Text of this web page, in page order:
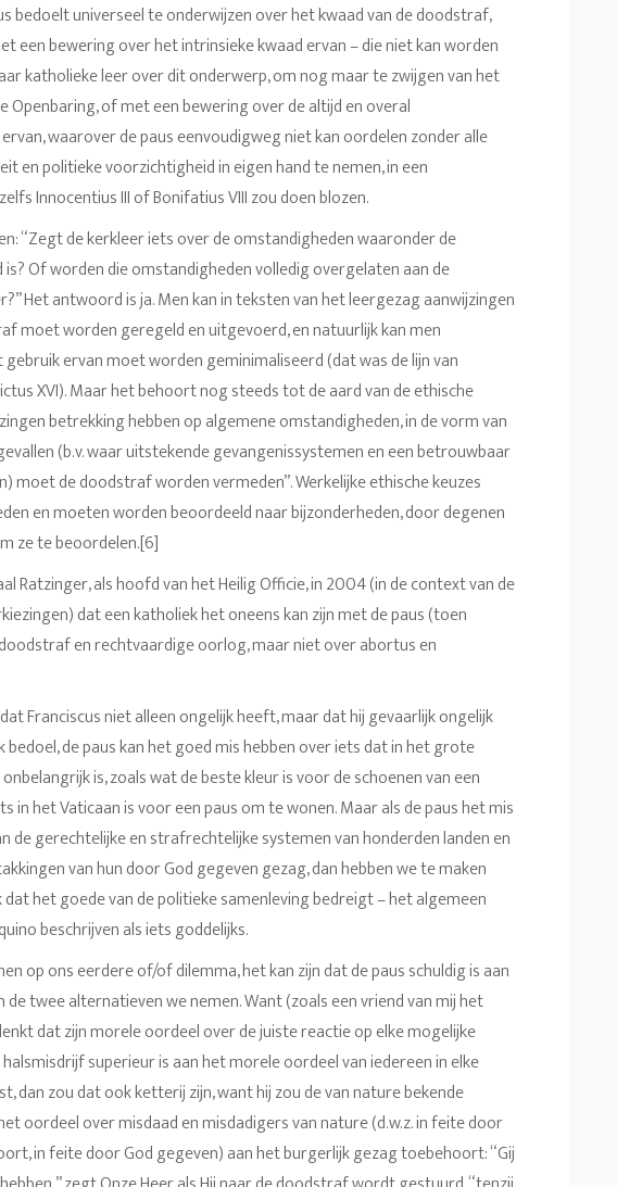
bedoelt universeel te onderwijzen over het kwaad van de doodstraf,
een bewering over het intrinsieke kwaad ervan – die niet kan worden
katholieke leer over dit onderwerp, om nog maar te zwijgen van het
Openbaring, of met een bewering over de altijd en overal
waarover de paus eenvoudigweg niet kan oordelen zonder alle
en politieke voorzichtigheid in eigen hand te nemen, in een
Innocentius III of Bonifatius VIII zou doen blozen.
“Zegt de kerkleer iets over de omstandigheden waaronder de
Of worden die omstandigheden volledig overgelaten aan de
Het antwoord is ja. Men kan in teksten van het leergezag aanwijzingen
moet worden geregeld en uitgevoerd, en natuurlijk kan men
ervan moet worden geminimaliseerd (dat was de lijn van
XVI). Maar het behoort nog steeds tot de aard van de ethische
betrekking hebben op algemene omstandigheden, in de vorm van
(b.v. waar uitstekende gevangenissystemen en een betrouwbaar
moet de doodstraf worden vermeden”. Werkelijke ethische keuzes
en moeten worden beoordeeld naar bijzonderheden, door degenen
ze te beoordelen.[6]
Ratzinger, als hoofd van het Heilig Officie, in 2004 (in de context van de
dat een katholiek het oneens kan zijn met de paus (toen
doodstraf en rechtvaardige oorlog, maar niet over abortus en
Franciscus niet alleen ongelijk heeft, maar dat hij gevaarlijk ongelijk
de paus kan het goed mis hebben over iets dat in het grote
is, zoals wat de beste kleur is voor de schoenen van een
in het Vaticaan is voor een paus om te wonen. Maar als de paus het mis
de gerechtelijke en strafrechtelijke systemen van honderden landen en
van hun door God gegeven gezag, dan hebben we te maken
het goede van de politieke samenleving bedreigt – het algemeen
beschrijven als iets goddelijks.
op ons eerdere of/of dilemma, het kan zijn dat de paus schuldig is aan
twee alternatieven we nemen. Want (zoals een vriend van mij het
dat zijn morele oordeel over de juiste reactie op elke mogelijke
superieur is aan het morele oordeel van iedereen in elke
dan zou dat ook ketterij zijn, want hij zou de van nature bekende
oordeel over misdaad en misdadigers van nature (d.w.z. in feite door
in feite door God gegeven) aan het burgerlijk gezag toebehoort: “Gij